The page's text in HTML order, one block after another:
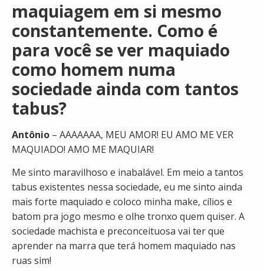
maquiagem em si mesmo
constantemente. Como é
para você se ver maquiado
como homem numa
sociedade ainda com tantos
tabus?
Antônio – AAAAAAA, MEU AMOR! EU AMO ME VER
MAQUIADO! AMO ME MAQUIAR!
Me sinto maravilhoso e inabalável. Em meio a tantos
tabus existentes nessa sociedade, eu me sinto ainda
mais forte maquiado e coloco minha make, cílios e
batom pra jogo mesmo e olhe tronxo quem quiser. A
sociedade machista e preconceituosa vai ter que
aprender na marra que terá homem maquiado nas
ruas sim!